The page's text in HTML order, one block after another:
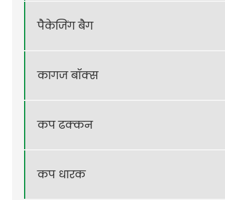
पैकेजिंग बैग
कागज बॉक्स
कप ढक्कन
कप धारक